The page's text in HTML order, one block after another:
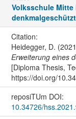
Volksschule
Citation:
Heidegger, D.
Erweiterung eines
[Diploma Thesis,
https://doi.org/
reposiTUm DOI:
10.34726/